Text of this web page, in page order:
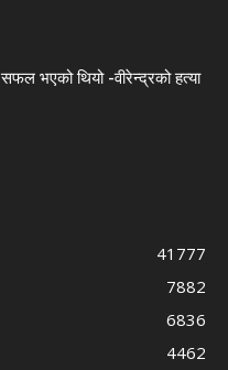
भएको थियो -वीरेन्द्रको हत्या
41777
7882
6836
4462